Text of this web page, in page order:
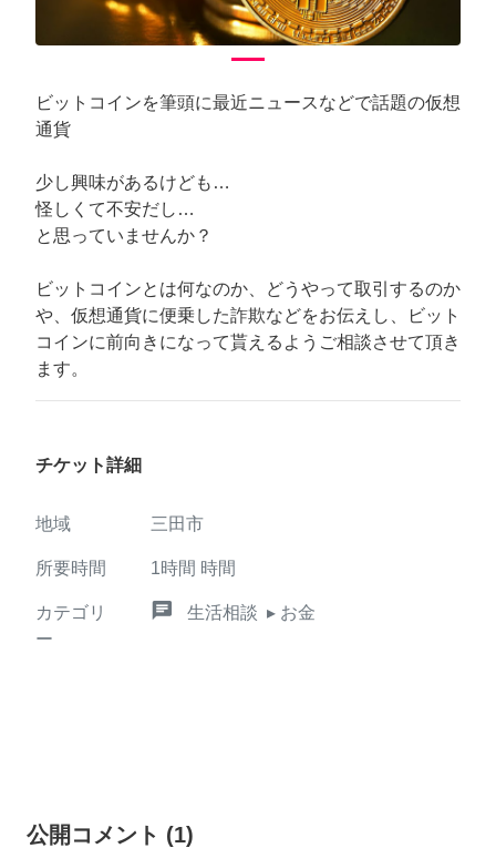
ビットコインを筆頭に最近ニュースなどで話題の仮想
通貨
少し興味があるけども…
怪しくて不安だし…
と思っていませんか？
ビットコインとは何なのか、どうやって取引するのか
や、仮想通貨に便乗した詐欺などをお伝えし、ビット
コインに前向きになって貰えるようご相談させて頂き
ます。
チケット詳細
地域 三田市
所要時間 1時間 時間
カテゴリ
ー
chat 生活相談 ▸ お金
公開コメント (1)